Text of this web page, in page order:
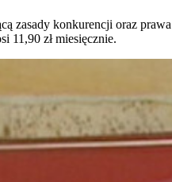
zasady konkurencji oraz prawa
11,90 zł miesięcznie.